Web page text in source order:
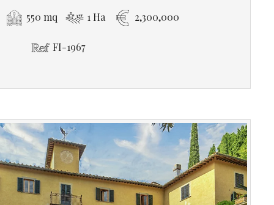
550 mq 1 Ha 2,300,000
FI-1967